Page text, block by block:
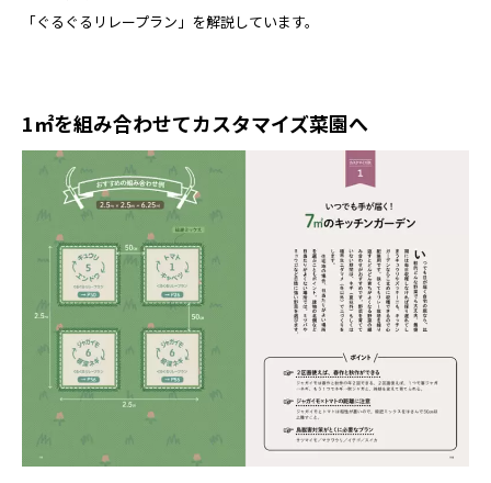
「ぐるぐるリレープラン」を解説しています。
1㎡を組み合わせてカスタマイズ菜園へ